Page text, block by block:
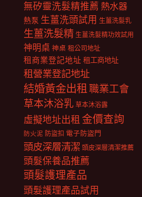
無矽靈洗髮精推薦 熱水器
熱泵 生薑洗頭試用 生薑洗髮乳
生薑洗髮精 生薑洗髮精功效試用
神明桌 神桌 租公司地址
租商業登記地址 租工商地址
租營業登記地址
結婚黃金出租職業工會
草本沐浴乳 草本沐浴露
虛擬地址出租 金價查詢
防火泥 防盜扣 電子防盜門
頭皮深層清潔 頭皮深層清潔推薦
頭髮保養品推薦
頭髮護理產品
頭髮護理產品試用